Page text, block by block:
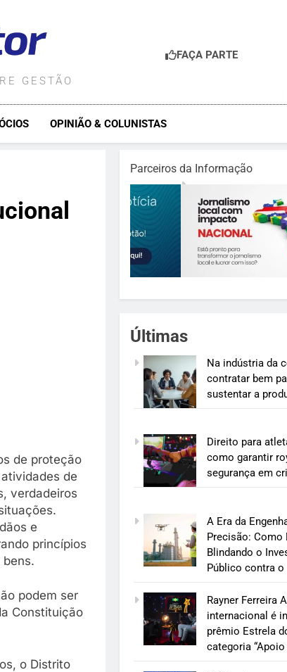
GESTÃO
FAÇA PARTE
OPINIÃO & COLUNISTAS
de proteção
de
verdadeiros
e
princípios
podem ser
Constituição
o Distrito
Parceiros da Informação
Últimas
Na indústria da
contratar bem
sustentar a
Direito para
como garantir
segurança em
A Era da
Precisão: Como
Blindando o
Público contra o
Rayner Ferreira
internacional é
prêmio Estrela
categoria